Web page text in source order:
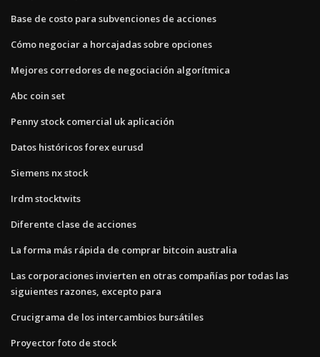
Base de costo para subvenciones de acciones
Cómo negociar a horcajadas sobre opciones
Mejores corredores de negociación algorítmica
Abc coin set
Penny stock comercial uk aplicación
Datos históricos forex eurusd
Siemens nx stock
Irdm stocktwits
Diferente clase de acciones
La forma más rápida de comprar bitcoin australia
Las corporaciones invierten en otras compañías por todas las
siguientes razones, excepto para
Crucigrama de los intercambios bursátiles
Proyector foto de stock